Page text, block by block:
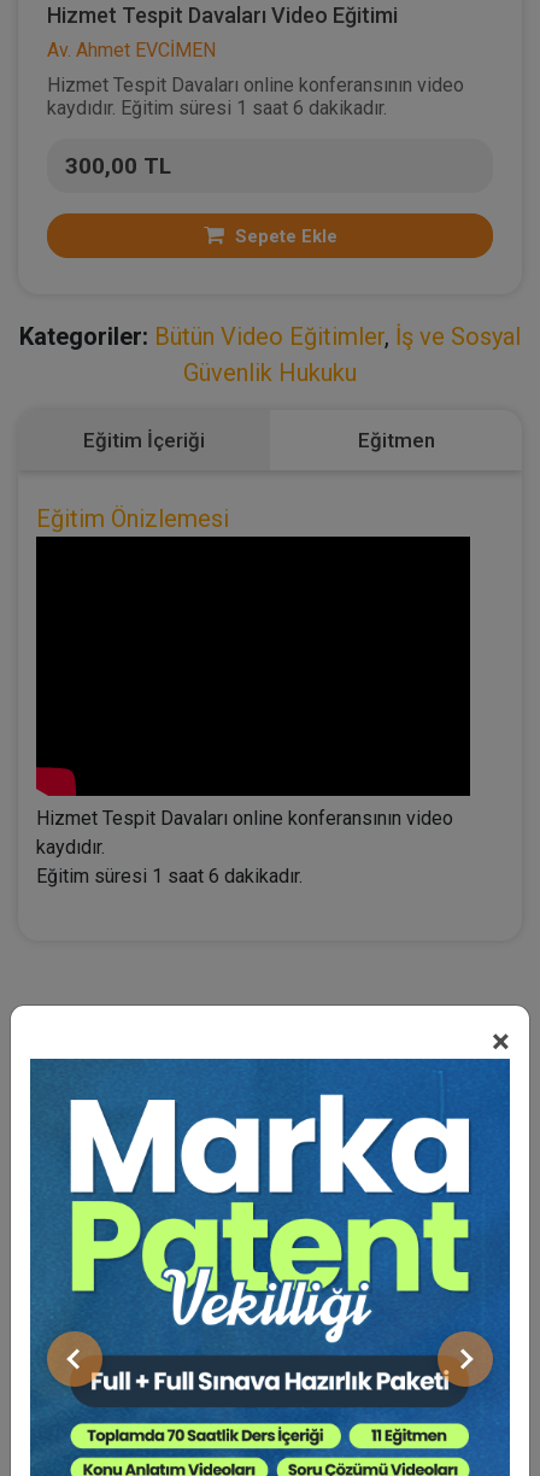
×
Önceki Sonraki
Hizmet Tespit Davaları Video Eğitimi
Av. Ahmet EVCİMEN
Hizmet Tespit Davaları online konferansının video
kaydıdır. Eğitim süresi 1 saat 6 dakikadır.
300,00 TL
Sepete Ekle
Kategoriler: Bütün Video Eğitimler, İş ve Sosyal
Güvenlik Hukuku
Eğitim İçeriği Eğitmen
Eğitim Önizlemesi
Hizmet Tespit Davaları online konferansının video
kaydıdır.
Eğitim süresi 1 saat 6 dakikadır.
BENZER VIDEO EĞITIMLER
Video Eğitim Abonesi Ol: Sadece 5490 TL / Yıllık
Tüketici Hukuku Enstitüsü